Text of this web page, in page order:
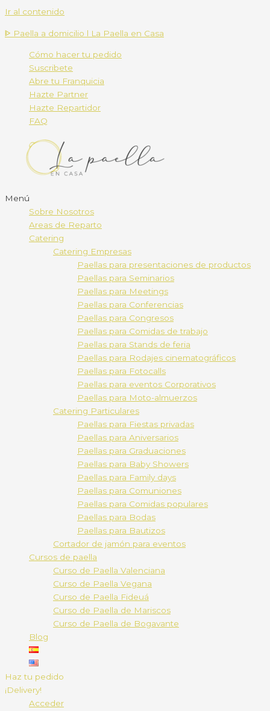
Ir al contenido
ᐈ Paella a domicilio l La Paella en Casa
Cómo hacer tu pedido
Suscribete
Abre tu Franquicia
Hazte Partner
Hazte Repartidor
FAQ
Menú
Sobre Nosotros
Areas de Reparto
Catering
Catering Empresas
Paellas para presentaciones de productos
Paellas para Seminarios
Paellas para Meetings
Paellas para Conferencias
Paellas para Congresos
Paellas para Comidas de trabajo
Paellas para Stands de feria
Paellas para Rodajes cinematográficos
Paellas para Fotocalls
Paellas para eventos Corporativos
Paellas para Moto-almuerzos
Catering Particulares
Paellas para Fiestas privadas
Paellas para Aniversarios
Paellas para Graduaciones
Paellas para Baby Showers
Paellas para Family days
Paellas para Comuniones
Paellas para Comidas populares
Paellas para Bodas
Paellas para Bautizos
Cortador de jamón para eventos
Cursos de paella
Curso de Paella Valenciana
Curso de Paella Vegana
Curso de Paella Fideuá
Curso de Paella de Mariscos
Curso de Paella de Bogavante
Blog
Haz tu pedido
¡Delivery!
Acceder